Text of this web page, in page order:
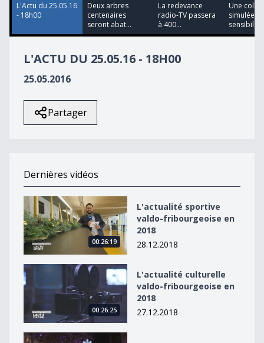
L'Actu du 25.05.16
- 18h00
Deux arbres
centenaires
seront abat...
La redevance
radio-TV passera
à 400...
Une
simulée
sensibil...
L'ACTU DU 25.05.16 - 18H00
25.05.2016
Partager
Dernières vidéos
L&#039;actualité sportive valdo-fribourgeoise en 2018
00:26:19
L'actualité sportive
valdo-fribourgeoise en
2018
28.12.2018
L&#039;actualité culturelle valdo-fribourgeoise en
00:26:25
L'actualité culturelle
valdo-fribourgeoise en
2018
27.12.2018
La rétrospective vaudoise 2018